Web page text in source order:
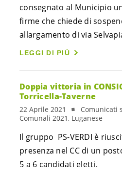
consegnato al Municipio
firme che chiede di
allargamento di via
LEGGI DI PIÙ
Doppia vittoria in
Torricella-Taverne
22 Aprile 2021
Comunicati
Comunali 2021, Luganese
Il gruppo PS-VERDI è
presenza nel CC di un
5 a 6 candidati eletti.